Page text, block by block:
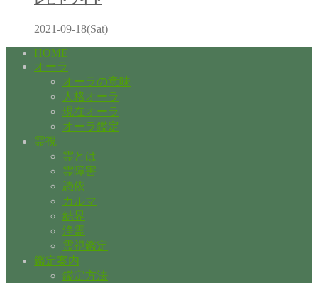
2021-09-18(Sat)
HOME
オーラ
オーラの意味
人格オーラ
現在オーラ
オーラ鑑定
霊視
霊とは
霊障害
憑依
カルマ
結界
浄霊
霊視鑑定
鑑定案内
鑑定方法